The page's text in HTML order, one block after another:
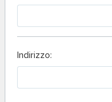
Indirizzo: